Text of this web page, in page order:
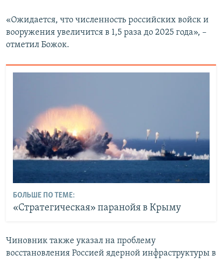
«Ожидается, что численность российских войск и
вооружения увеличится в 1,5 раза до 2025 года», –
отметил Божок.
БОЛЬШЕ ПО ТЕМЕ:
«Стратегическая» паранойя в Крыму
Чиновник также указал на проблему
восстановления Россией ядерной инфраструктуры в